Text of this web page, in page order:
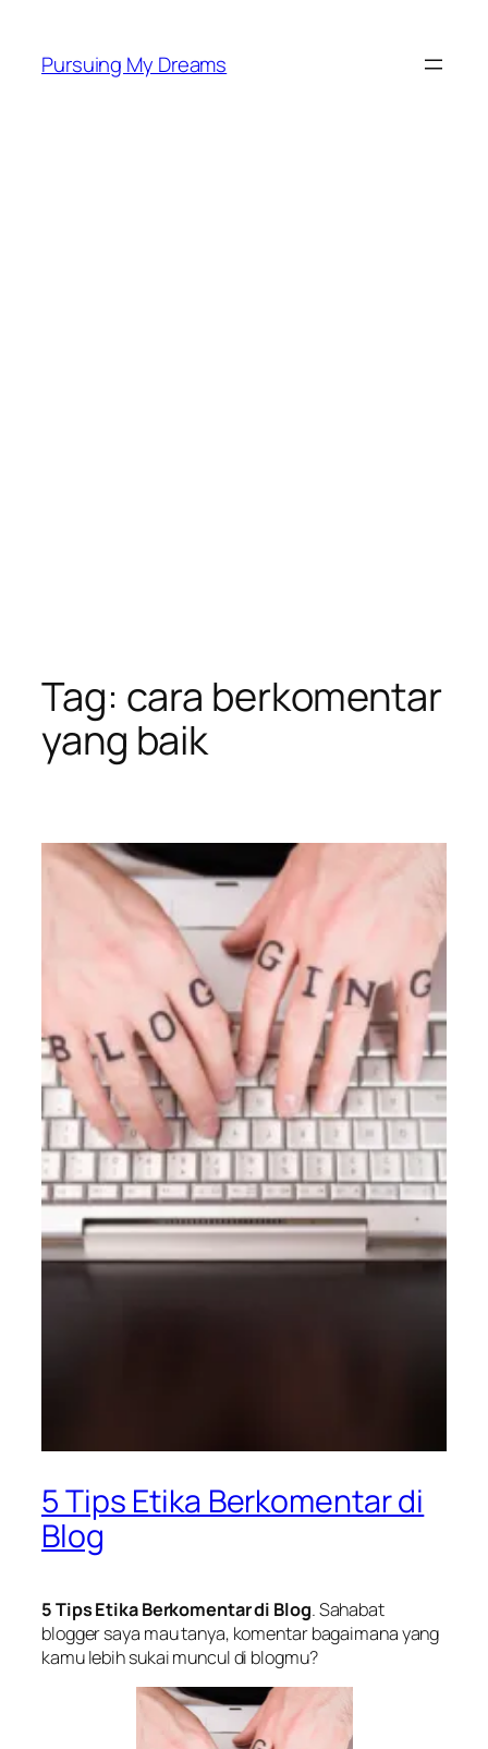
content
Pursuing My Dreams
Tag: cara berkomentar
yang baik
5 Tips Etika Berkomentar di
Blog
5 Tips Etika Berkomentar di Blog. Sahabat
blogger saya mau tanya, komentar bagaimana yang
kamu lebih sukai muncul di blogmu?